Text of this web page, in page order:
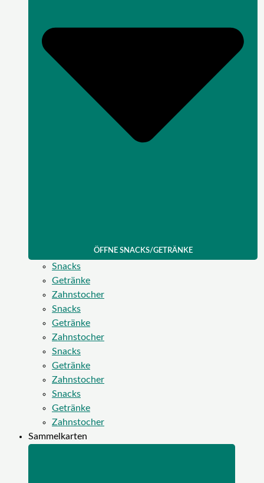
ÖFFNE SNACKS/GETRÄNKE
Snacks
Getränke
Zahnstocher
Snacks
Getränke
Zahnstocher
Snacks
Getränke
Zahnstocher
Snacks
Getränke
Zahnstocher
Sammelkarten